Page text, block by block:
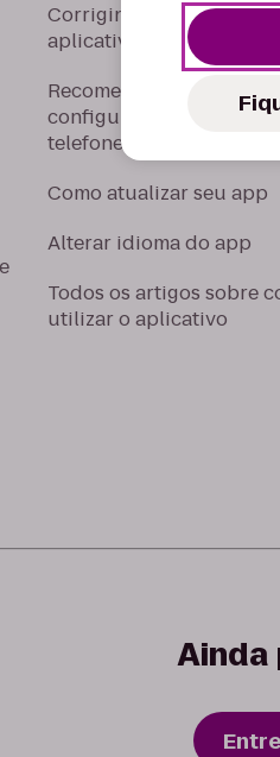
Corrigindo problemas
aplicativo
Recomendações e
configurações para
telefone
Como atualizar seu app
Alterar idioma do app
Todos os artigos sobre
utilizar o aplicativo
Ainda